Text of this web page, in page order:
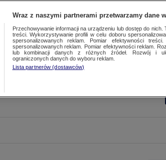
Wraz z naszymi partnerami przetwarzamy dane
Przechowywanie informacji na urządzeniu lub dostęp do nich.
treści. Wykorzystywanie profili w celu doboru
spersonalizowanych reklam. Pomiar efektywności
spersonalizowanych reklam. Pomiar efektywności reklam.
lub kombinacji danych z różnych źródeł. Rozwój i
ograniczonych danych do wyboru reklam.
Lista partnerów (dostawców)